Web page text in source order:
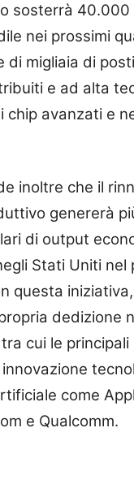
sosterrà
nei prossimi
di migliaia di
e ad alta
chip avanzati e
inoltre che il
genererà
di output
Stati Uniti nel
questa
dedizione
cui le principali
come
e Qualcomm.